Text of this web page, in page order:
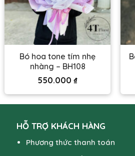
Bó hoa tone tím nhẹ
nhàng – BH108
550.000 ₫
HỖ TRỢ KHÁCH HÀNG
Phương thức thanh toán